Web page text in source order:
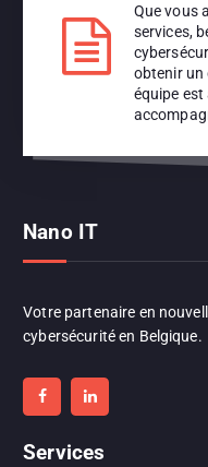
Que vous
services,
obtenir un
équipe
Nano IT
Votre partenaire en
cybersécurité en Belgique.
Services